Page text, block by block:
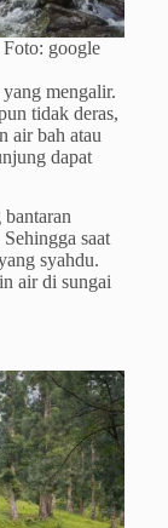
google
mengalir.
tidak deras,
air bah atau
dapat
saat
syahdu.
air di sungai